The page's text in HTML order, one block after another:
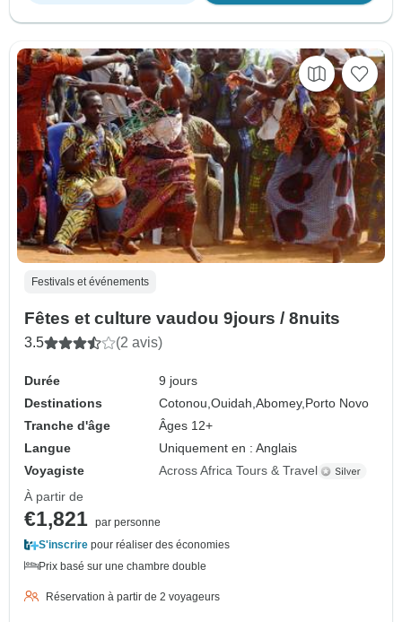
Festivals et événements
Fêtes et culture vaudou 9jours / 8nuits
3.5 (2 avis)
Durée
9 jours
Destinations
Cotonou,Ouidah,Abomey, Porto Novo
Tranche d'âge
Âges 12+
Langue
Uniquement en : Anglais
Voyagiste
Across Africa Tours & Travel
À partir de
€1,821 par personne
S'inscrire pour réaliser des économies
Prix basé sur une chambre double
Réservation à partir de 2 voyageurs